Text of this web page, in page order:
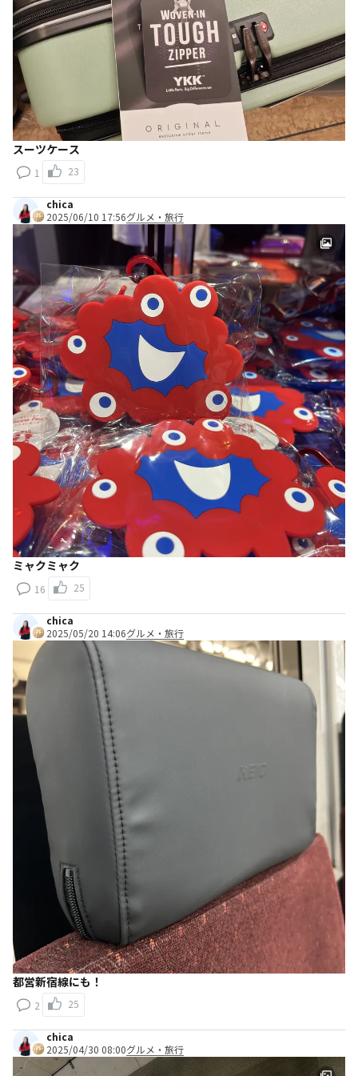
スーツケース
1 23
chica
2025/06/10 17:56グルメ・旅行
ミャクミャク
16 25
chica
2025/05/20 14:06グルメ・旅行
都営新宿線にも！
2 25
chica
2025/04/30 08:00グルメ・旅行